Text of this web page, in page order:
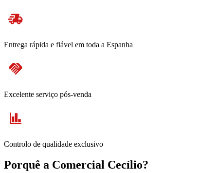
Entrega rápida e fiável em toda a Espanha
Excelente serviço pós-venda
Controlo de qualidade exclusivo
Porquê a Comercial Cecílio?